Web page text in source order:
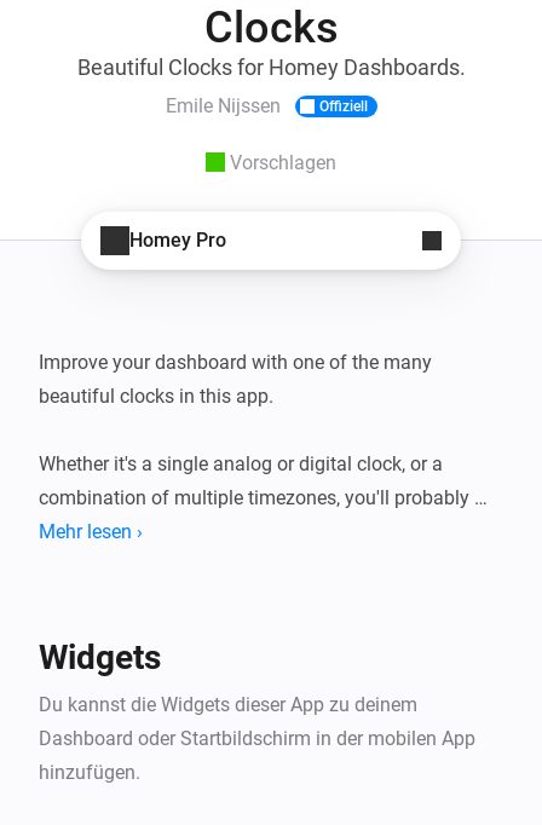
Clocks
Beautiful Clocks for Homey Dashboards.
Emile Nijssen Offiziell
Vorschlagen
Homey Pro
Improve your dashboard with one of the many
beautiful clocks in this app.
Whether it's a single analog or digital clock, or a
combination of multiple timezones, you'll probably
find a clock to your liking!
Mehr lesen ›
Widgets
Du kannst die Widgets dieser App zu deinem
Dashboard oder Startbildschirm in der mobilen App
hinzufügen.